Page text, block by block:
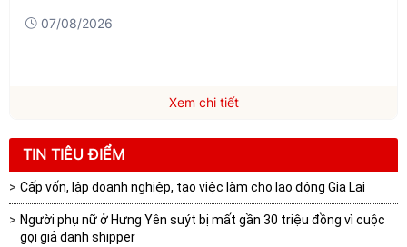
07/08/2026
Xem chi tiết
TIN TIÊU ĐIỂM
Cấp vốn, lập doanh nghiệp, tạo việc làm cho lao động Gia Lai
Người phụ nữ ở Hưng Yên suýt bị mất gần 30 triệu đồng vì cuộc
gọi giả danh shipper